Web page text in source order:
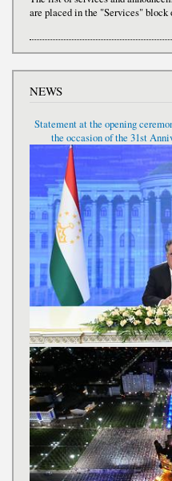
are placed in the "Services" block
NEWS
Statement at the opening
the occasion of the 31st